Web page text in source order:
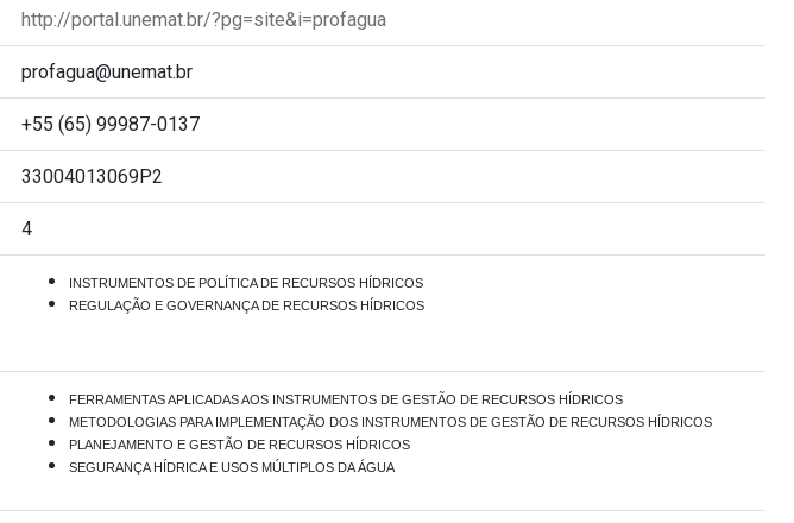
http://portal.unemat.br/?pg=site&i=profagua
profagua@unemat.br
+55 (65) 99987-0137
33004013069P2
4
INSTRUMENTOS DE POLÍTICA DE RECURSOS HÍDRICOS
REGULAÇÃO E GOVERNANÇA DE RECURSOS HÍDRICOS
FERRAMENTAS APLICADAS AOS INSTRUMENTOS DE GESTÃO DE RECURSOS HÍDRICOS
METODOLOGIAS PARA IMPLEMENTAÇÃO DOS INSTRUMENTOS DE GESTÃO DE RECURSOS HÍDRICOS
PLANEJAMENTO E GESTÃO DE RECURSOS HÍDRICOS
SEGURANÇA HÍDRICA E USOS MÚLTIPLOS DA ÁGUA